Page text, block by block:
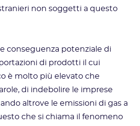
non soggetti a questo
conseguenza potenziale di
di prodotti il cui
è molto più elevato che
di indebolire le imprese
altrove le emissioni di gas a
che si chiama il fenomeno